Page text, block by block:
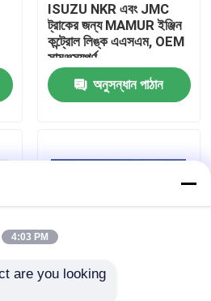
ISUZU NKR এবং JMC
ট্রাকের জন্য MAMUR ইঞ্জিন
কন্ট্রোল লিঙ্ক এএসএম, OEM
সামঞ্জস্যপূর্ণ
অনুসন্ধান পাঠান
4:03 PM
are you looking